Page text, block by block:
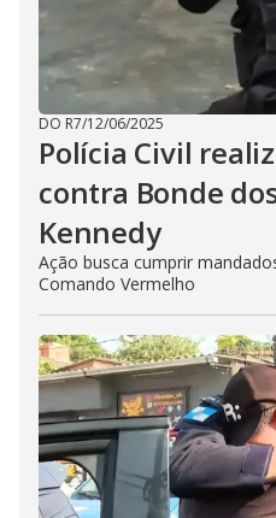
DO R7/12/06/2025
Polícia Civil
contra Bonde
Kennedy
Ação busca cumprir
Comando Vermelho